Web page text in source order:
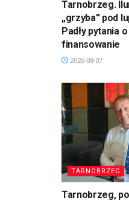
Tarnobrzeg.
„grzyba” pod
Padły pytania
finansowanie
2026-08-07
TARNOBRZEG
Tarnobrzeg,